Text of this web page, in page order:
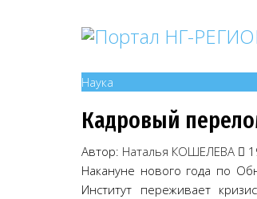
Наука
Кадровый
Автор: Наталья КОШЕЛЕВА
Накануне нового года по
Институт переживает